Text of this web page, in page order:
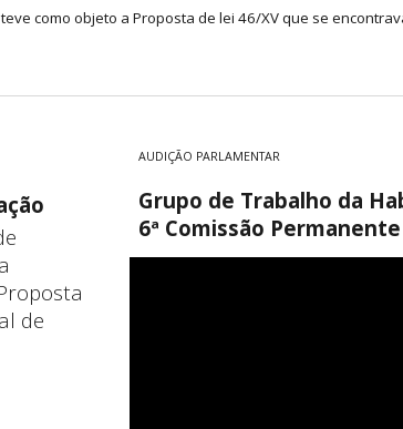
como objeto a Proposta de lei 46/XV que se
de
AUDIÇÃO PARLAMENTAR
Grupo de Trabalho da
6ª Comissão Permanente